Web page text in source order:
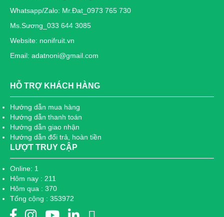
Whatsapp/Zalo: Mr.Đat_0973 765 730
Ms.Sương_033 644 3085
Website: nonifruit.vn
Email: adatnoni@gmail.com
HỖ TRỢ KHÁCH HÀNG
Hướng dẫn mua hàng
Hướng dẫn thanh toán
Hướng dẫn giao nhận
Hướng dẫn đổi trả, hoàn tiền
LƯỢT TRUY CẬP
Online: 1
Hôm nay : 211
Hôm qua : 370
Tổng cộng : 353972